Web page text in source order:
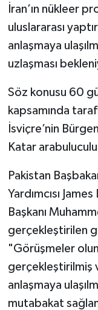
İran’ın nükleer
uluslararası
anlaşmaya
uzlaşması
Söz konusu 60
kapsamında
İsviçre’nin
Katar
Pakistan
Yardımcısı
Başkanı
gerçekleştirilen
"Görüşmeler
gerçekleştirilmiş
anlaşmaya
mutabakat